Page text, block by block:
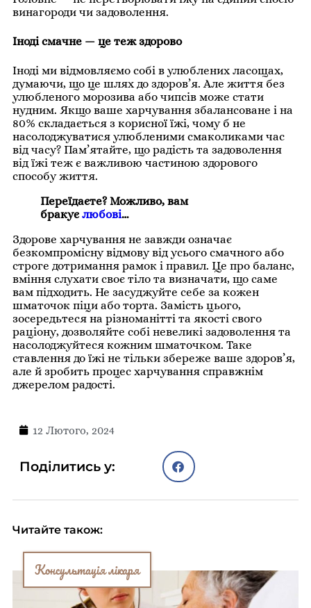
винагороди чи задоволення.
Іноді смачне — це теж здорово
Іноді ми відмовляємо собі в улюблених ласощах,
думаючи, що це шлях до здоров’я. Але життя без
улюбленого морозива або чипсів може стати
нудним. Якщо ваше харчування збалансоване і на
80% складається з корисної їжі, чому б не
насолоджуватися улюбленими смаколиками час
від часу? Пам’ятайте, що радість та задоволення
від їжі теж є важливою частиною здорового
способу життя.
Переїдаєте? Можливо, вам
бракує любові…
Здорове харчування не завжди означає
безкомпромісну відмову від усього смачного або
строге дотримання рамок і правил. Це про баланс,
вміння слухати своє тіло та визначати, що саме
вам підходить. Не засуджуйте себе за кожен
шматочок піци або торта. Замість цього,
зосередьтеся на різноманітті та якості свого
раціону, дозволяйте собі невеликі задоволення та
насолоджуйтеся кожним шматочком. Таке
ставлення до їжі не тільки збереже ваше здоров’я,
але й зробить процес харчування справжнім
джерелом радості.
12 Лютого, 2024
Поділитись у:
Читайте також:
Консультація лікаря